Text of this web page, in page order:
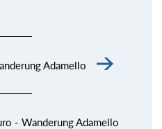
Adamello
- Wanderung Adamello